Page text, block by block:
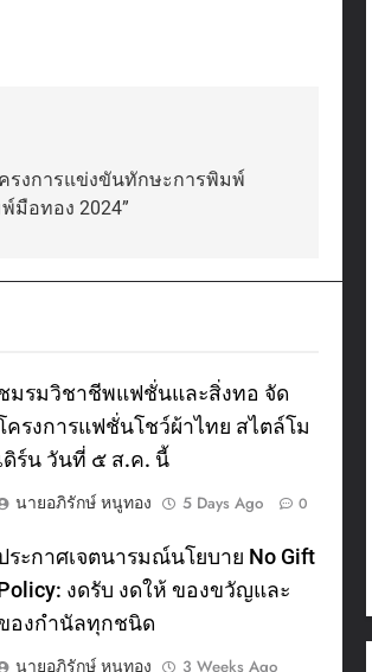
รงการแข่งขันทักษะการพิมพ์
มือทอง 2024”
มรมวิชาชีพแฟชั่นและสิ่งทอ จัด
ครงการแฟชั่นโชว์ผ้าไทย สไตล์โม
ดิร์น วันที่ ๕ ส.ค. นี้
นายอภิรักษ์ หนูทอง
5 Days Ago 0
ระกาศเจตนารมณ์นโยบาย No Gift
Policy: งดรับ งดให้ ของขวัญและ
องกำนัลทุกชนิด
นายอภิรักษ์ หนูทอง
3 Weeks Ago